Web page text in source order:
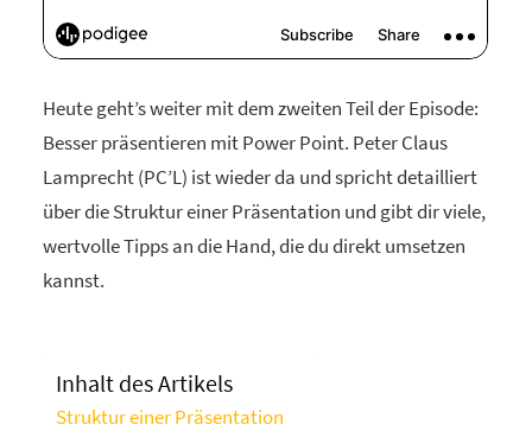
Heute geht’s weiter mit dem zweiten Teil der Episode:
Besser präsentieren mit Power Point. Peter Claus
Lamprecht (PC’L) ist wieder da und spricht detailliert
über die Struktur einer Präsentation und gibt dir viele,
wertvolle Tipps an die Hand, die du direkt umsetzen
kannst.
Inhalt des Artikels
Struktur einer Präsentation